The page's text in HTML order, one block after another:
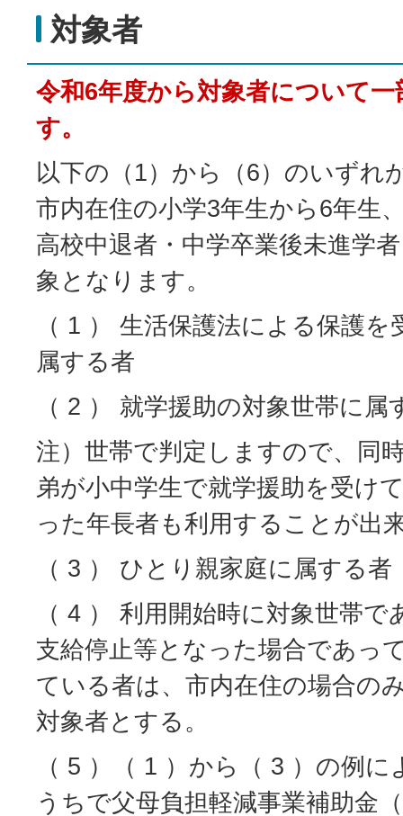
対象者
令和6年度から対象者について
す。
以下の（1）から（6）のいずれ
市内在住の小学3年生から6年生
高校中退者・中学卒業後未進学
象となります。
（ 1 ） 生活保護法による保護
属する者
（ 2 ） 就学援助の対象世帯に属
注）世帯で判定しますので、同
弟が小中学生で就学援助を受け
った年長者も利用することが出
（ 3 ） ひとり親家庭に属する者
（ 4 ） 利用開始時に対象世帯
支給停止等となった場合であっ
ている者は、市内在住の場合の
対象者とする。
（ 5 ）（ 1 ）から（ 3 ）の例
うちで父母負担軽減事業補助金